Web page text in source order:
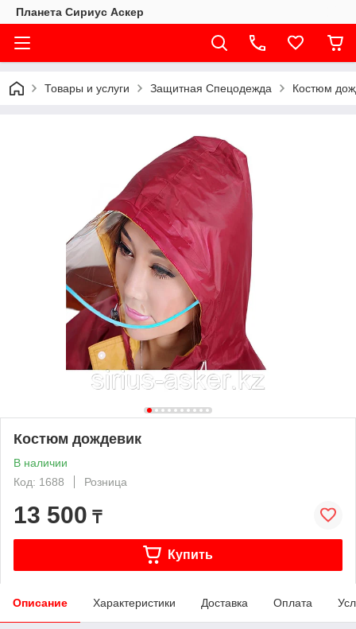
Планета Сириус Аскер
Товары и услуги Защитная Спецодежда Костюм
Костюм дождевик
В наличии
Код: 1688
Розница
13 500 ₸
Купить
Описание Характеристики Доставка Оплата